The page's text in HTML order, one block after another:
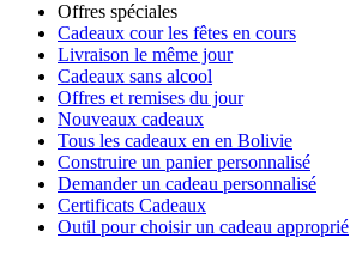
Offres spéciales
Cadeaux cour les fêtes en cours
Livraison le même jour
Cadeaux sans alcool
Offres et remises du jour
Nouveaux cadeaux
Tous les cadeaux en en Bolivie
Construire un panier personnalisé
Demander un cadeau personnalisé
Certificats Cadeaux
Outil pour choisir un cadeau approprié